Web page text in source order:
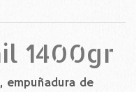
1400gr
empuñadura de